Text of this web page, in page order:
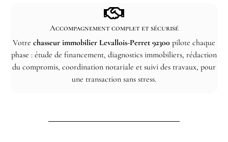
Accompagnement complet et sécurisé
Votre chasseur immobilier Levallois-Perret 92300 pilote chaque
phase : étude de financement, diagnostics immobiliers, rédaction
du compromis, coordination notariale et suivi des travaux, pour
une transaction sans stress.